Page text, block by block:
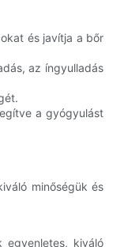
és javítja a bőr
az íngyulladás
a gyógyulást
minőségük és
egyenletes, kiváló